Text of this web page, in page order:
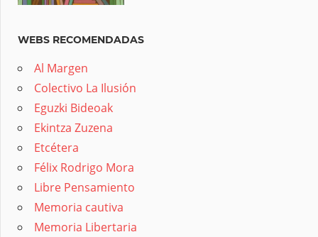
WEBS RECOMENDADAS
Al Margen
Colectivo La Ilusión
Eguzki Bideoak
Ekintza Zuzena
Etcétera
Félix Rodrigo Mora
Libre Pensamiento
Memoria cautiva
Memoria Libertaria